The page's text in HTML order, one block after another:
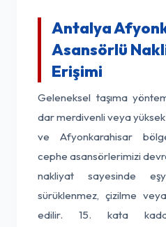
Antalya
Asansörlü
Erişimi
Geleneksel taşıma
dar merdivenli veya
ve Afyonkarahisar
cephe asansörlerimizi
nakliyat sayesinde
sürüklenmez, çizilme
edilir. 15. kata